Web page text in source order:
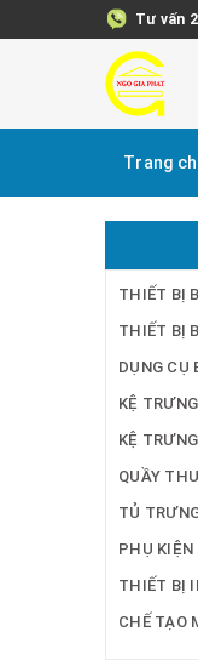
Tư vấn
Trang
THIẾT BỊ
THIẾT BỊ
DỤNG CỤ
KỆ
QUẦY
TỦ
PHỤ KIỆN
THIẾT BỊ
CHẾ TẠO